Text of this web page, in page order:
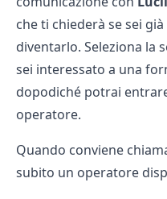
che ti chiederà se sei
diventarlo. Seleziona la
sei interessato a una
dopodiché potrai
operatore.
Quando conviene
subito un operatore